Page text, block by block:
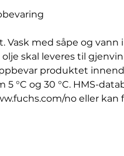
Vask med såpe og vann
skal leveres til
produktet
°C og 30 °C. HMS-
no eller kan